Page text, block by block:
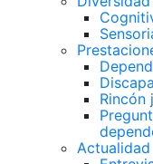
Rincón
Actualidad